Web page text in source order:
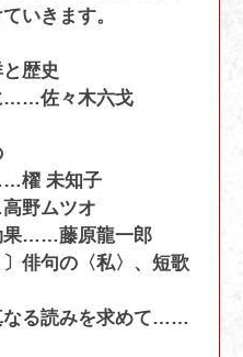
いきます。
歴史
……佐々木六戈
櫂 未知子
野ムツオ
果……藤原龍一郎
〕俳句の〈私〉、短歌
なる読みを求めて……